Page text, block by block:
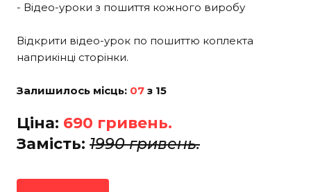
- Відео-уроки з пошиття кожного виробу
Відкрити відео-урок по пошиттю коплекта
наприкінці сторінки.
Залишилось місць: 07 з 15
Ціна: 690 гривень.
Замість: 1990 гривень.